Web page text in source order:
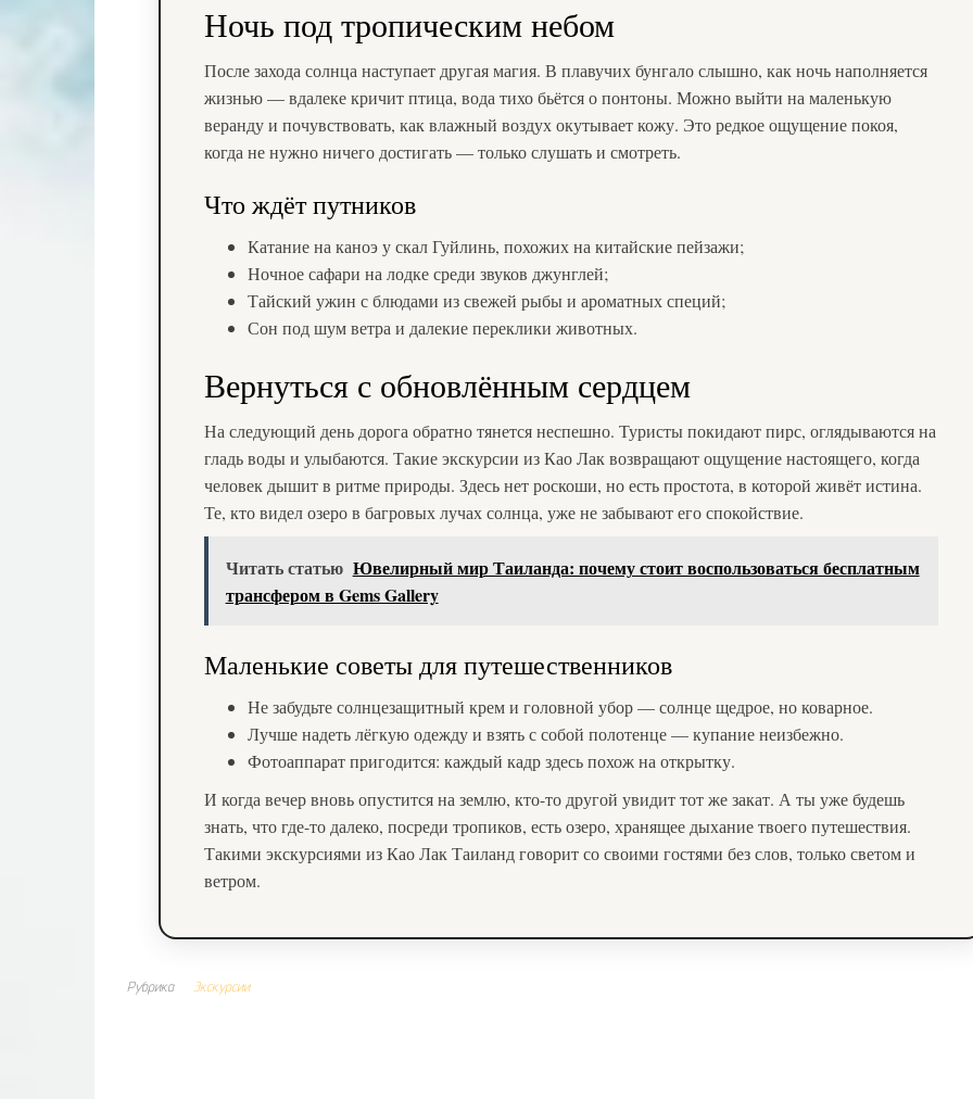
Ночь под тропическим небом
После захода солнца наступает другая магия. В плавучих бунгало слышно, как ночь наполняется
жизнью — вдалеке кричит птица, вода тихо бьётся о понтоны. Можно выйти на маленькую
веранду и почувствовать, как влажный воздух окутывает кожу. Это редкое ощущение покоя,
когда не нужно ничего достигать — только слушать и смотреть.
Что ждёт путников
Катание на каноэ у скал Гуйлинь, похожих на китайские пейзажи;
Ночное сафари на лодке среди звуков джунглей;
Тайский ужин с блюдами из свежей рыбы и ароматных специй;
Сон под шум ветра и далекие переклики животных.
Вернуться с обновлённым сердцем
На следующий день дорога обратно тянется неспешно. Туристы покидают пирс, оглядываются на
гладь воды и улыбаются. Такие экскурсии из Као Лак возвращают ощущение настоящего, когда
человек дышит в ритме природы. Здесь нет роскоши, но есть простота, в которой живёт истина.
Те, кто видел озеро в багровых лучах солнца, уже не забывают его спокойствие.
Читать статью Ювелирный мир Таиланда: почему стоит воспользоваться бесплатным
трансфером в Gems Gallery
Маленькие советы для путешественников
Не забудьте солнцезащитный крем и головной убор — солнце щедрое, но коварное.
Лучше надеть лёгкую одежду и взять с собой полотенце — купание неизбежно.
Фотоаппарат пригодится: каждый кадр здесь похож на открытку.
И когда вечер вновь опустится на землю, кто-то другой увидит тот же закат. А ты уже будешь
знать, что где-то далеко, посреди тропиков, есть озеро, хранящее дыхание твоего путешествия.
Такими экскурсиями из Као Лак Таиланд говорит со своими гостями без слов, только светом и
ветром.
Рубрика Экскурсии